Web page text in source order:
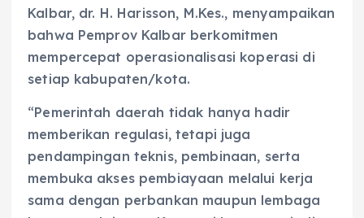
Kalbar, dr. H. Harisson, M.Kes., menyampaikan
bahwa Pemprov Kalbar berkomitmen
mempercepat operasionalisasi koperasi di
setiap kabupaten/kota.
“Pemerintah daerah tidak hanya hadir
memberikan regulasi, tetapi juga
pendampingan teknis, pembinaan, serta
membuka akses pembiayaan melalui kerja
sama dengan perbankan maupun lembaga